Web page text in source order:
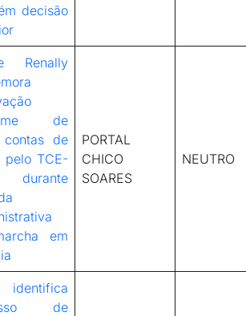
decisão
Renally
de
contas de
pelo TCE-
em
PORTAL
CHICO
SOARES
NEUTRO
identifica
de